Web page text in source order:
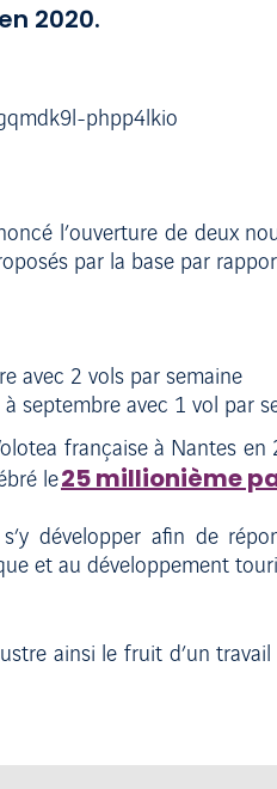
2020.
l’ouverture de deux
par la base par
avec 2 vols par semaine
à septembre avec 1 vol par
française à Nantes
le25 millionième
s’y développer afin de
et au développement
ainsi le fruit d’un